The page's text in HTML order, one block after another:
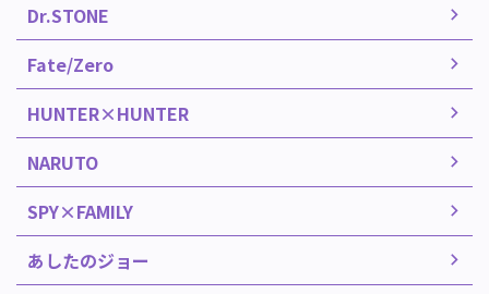
Dr.STONE
Fate/Zero
HUNTER×HUNTER
NARUTO
SPY×FAMILY
あしたのジョー